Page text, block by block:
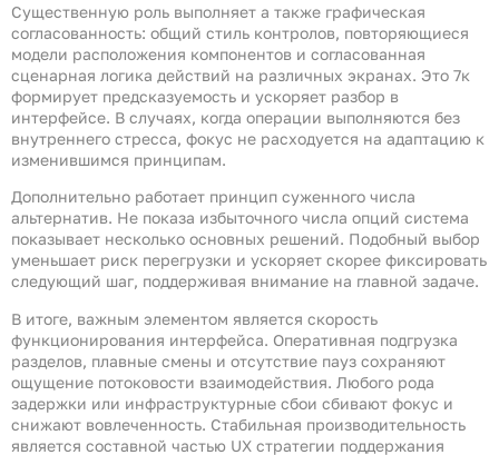
Существенную роль выполняет а также графическая
согласованность: общий стиль контролов, повторяющиеся
модели расположения компонентов и согласованная
сценарная логика действий на различных экранах. Это 7к
формирует предсказуемость и ускоряет разбор в
интерфейсе. В случаях, когда операции выполняются без
внутреннего стресса, фокус не расходуется на адаптацию к
изменившимся принципам.
Дополнительно работает принцип суженного числа
альтернатив. Не показа избыточного числа опций система
показывает несколько основных решений. Подобный выбор
уменьшает риск перегрузки и ускоряет скорее фиксировать
следующий шаг, поддерживая внимание на главной задаче.
В итоге, важным элементом является скорость
функционирования интерфейса. Оперативная подгрузка
разделов, плавные смены и отсутствие пауз сохраняют
ощущение потоковости взаимодействия. Любого рода
задержки или инфраструктурные сбои сбивают фокус и
снижают вовлеченность. Стабильная производительность
является составной частью UX стратегии поддержания